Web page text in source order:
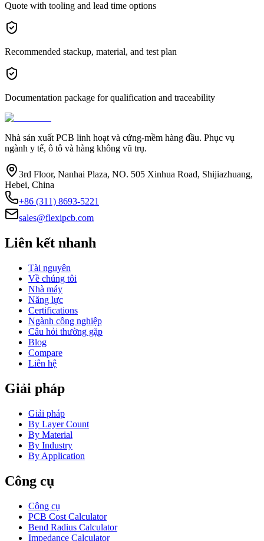
Quote with tooling and lead time options
Recommended stackup, material, and test plan
Documentation package for qualification and traceability
Nhà sản xuất PCB linh hoạt và cứng-mềm hàng đầu. Phục vụ
ngành y tế, ô tô và hàng không vũ trụ.
3rd Floor, Nanhai Plaza, NO. 505 Xinhua Road, Shijiazhuang,
Hebei, China
+86 (311) 8693-5221
sales@flexipcb.com
Liên kết nhanh
Tài nguyên
Về chúng tôi
Nhà máy
Năng lực
Certifications
Ngành công nghiệp
Câu hỏi thường gặp
Blog
Compare
Liên hệ
Giải pháp
Giải pháp
By Layer Count
By Material
By Industry
By Application
Công cụ
Công cụ
PCB Cost Calculator
Bend Radius Calculator
Impedance Calculator